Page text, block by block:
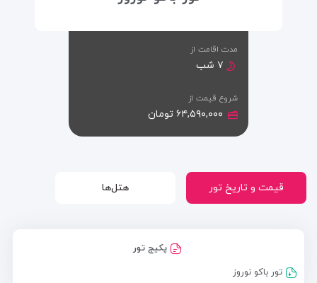
مدت اقامت از
۷ شب
شروع قیمت از
۶۴,۵۹۰,۰۰۰ تومان
قیمت و تاریخ تور هتل‌ها
پکیج تور
تور باکو نوروز